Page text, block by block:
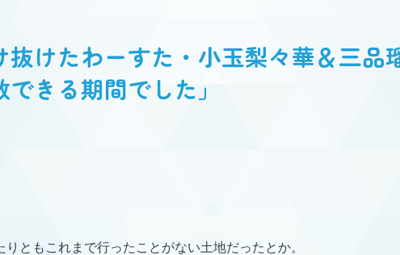
けたわーすた・小玉梨々華＆三品
きる期間でした」
ともこれまで行ったことがない土地だったとか。